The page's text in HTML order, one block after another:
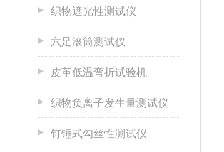
织物遮光性测试仪
六足滚筒测试仪
皮革低温弯折试验机
织物负离子发生量测试仪
钉锤式勾丝性测试仪